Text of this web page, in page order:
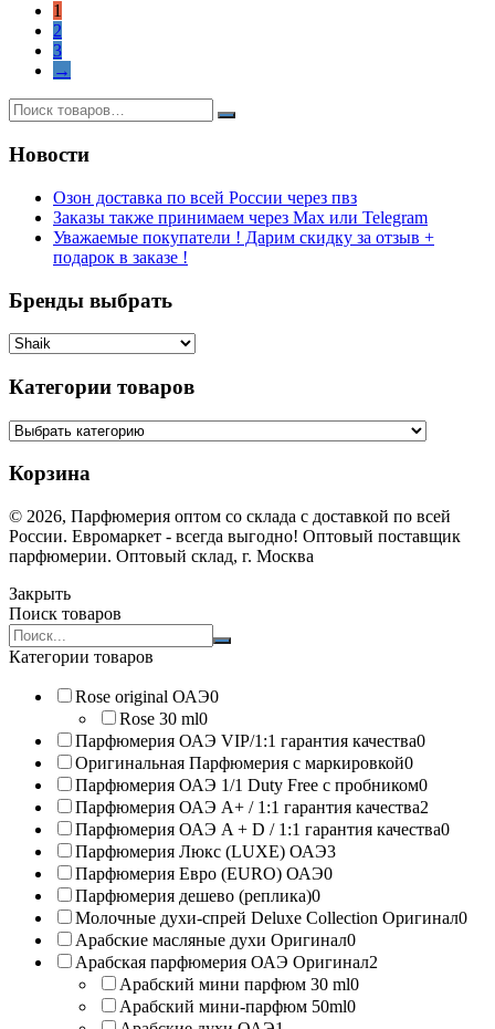
1
2
3
→
Новости
Озон доставка по всей России через пвз
Заказы также принимаем через Max или Telegram
Уважаемые покупатели ! Дарим скидку за отзыв +
подарок в заказе !
Бренды выбрать
Категории товаров
Корзина
© 2026, Парфюмерия оптом со склада с доставкой по всей
России. Евромаркет - всегда выгодно! Оптовый поставщик
парфюмерии. Оптовый склад, г. Москва
Закрыть
Поиск товаров
Search
products:
Категории товаров
Rose original ОАЭ0
Rose 30 ml0
Парфюмерия ОАЭ VIP/1:1 гарантия качества0
Оригинальная Парфюмерия с маркировкой0
Парфюмерия ОАЭ 1/1 Duty Free с пробником0
Парфюмерия ОАЭ A+ / 1:1 гарантия качества2
Парфюмерия ОАЭ A + D / 1:1 гарантия качества0
Парфюмерия Люкс (LUXE) ОАЭ3
Парфюмерия Евро (EURO) ОАЭ0
Парфюмерия дешево (реплика)0
Молочные духи-спрей Deluxe Collection Оригинал0
Арабские масляные духи Оригинал0
Арабская парфюмерия ОАЭ Оригинал2
Арабский мини парфюм 30 ml0
Арабский мини-парфюм 50ml0